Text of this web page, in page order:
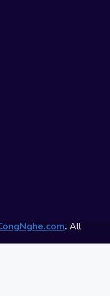
. All